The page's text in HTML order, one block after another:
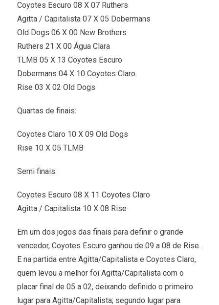
Coyotes Escuro 08 X 07 Ruthers
Agitta / Capitalista 07 X 05 Dobermans
Old Dogs 06 X 00 New Brothers
Ruthers 21 X 00 Água Clara
TLMB 05 X 13 Coyotes Escuro
Dobermans 04 X 10 Coyotes Claro
Rise 03 X 02 Old Dogs
Quartas de finais:
Coyotes Claro 10 X 09 Old Dogs
Rise 10 X 05 TLMB
Semi finais:
Coyotes Escuro 08 X 11 Coyotes Claro
Agitta / Capitalista 10 X 08 Rise
Em um dos jogos das finais para definir o grande
vencedor, Coyotes Escuro ganhou de 09 a 08 de Rise.
E na partida entre Agitta/Capitalista e Coyotes Claro,
quem levou a melhor foi Agitta/Capitalista com o
placar final de 05 a 02, deixando definido o primeiro
lugar para Agitta/Capitalista; segundo lugar para